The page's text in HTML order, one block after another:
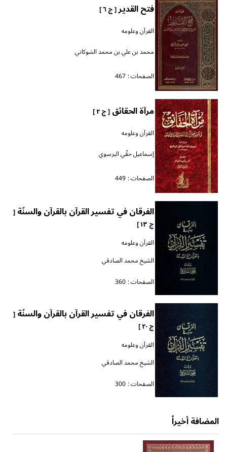
فتح القدير[ ج ٦ ]
القرآن وعلومه
محمد بن علي بن محمد الشوكاني
الصفحات : 467
مرآة الحقائق[ ج ٢ ]
القرآن وعلومه
إسماعيل حقّي البرسوي
الصفحات : 449
الفرقان في تفسير القرآن بالقرآن والسنّة[
ج ١٣ ]
القرآن وعلومه
الشيخ محمد الصادقي
الصفحات : 360
الفرقان في تفسير القرآن بالقرآن والسنّة[
ج ٢٠ ]
القرآن وعلومه
الشيخ محمد الصادقي
الصفحات : 300
المضافة أخيراً